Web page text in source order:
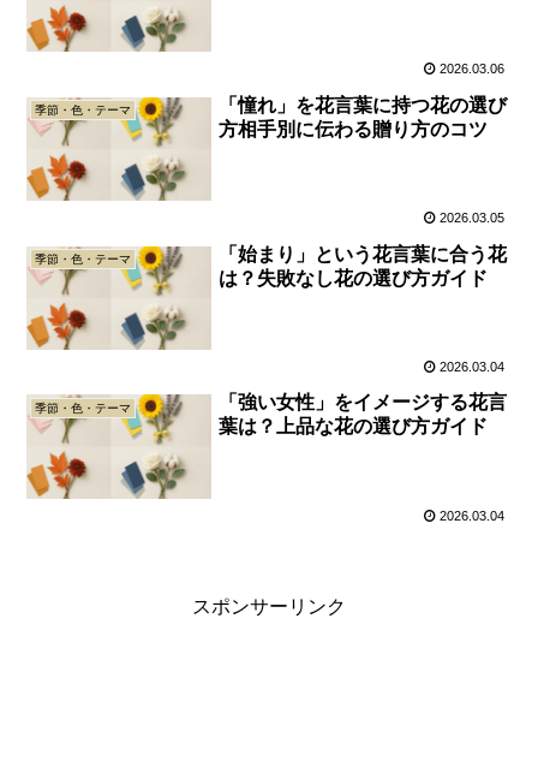
2026.03.06
季節・色・テーマ
「憧れ」を花言葉に持つ花の選び
方相手別に伝わる贈り方のコツ
2026.03.05
季節・色・テーマ
「始まり」という花言葉に合う花
は？失敗なし花の選び方ガイド
2026.03.04
季節・色・テーマ
「強い女性」をイメージする花言
葉は？上品な花の選び方ガイド
2026.03.04
スポンサーリンク